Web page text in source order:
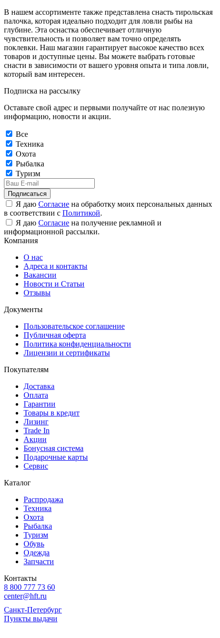
В нашем ассортименте также представлена снасть тирольская
палочка, которая идеально подходит для ловли рыбы на
глубине. Эта оснастка обеспечивает отличную
чувствительность и позволяет вам точно определять
поклевки. Наш магазин гарантирует высокое качество всех
товаров и доступные цены. Вы можете выбрать готовые
снасти в зависимости от вашего уровня опыта и типа ловли,
который вам интересен.
Подписка на рассылку
Оставьте свой адрес и первыми получайте от нас полезную
информацию, новости и акции.
Все
Техника
Охота
Рыбалка
Туризм
Подписаться
Я даю Согласие на обработку моих персональных данных
в соответствии с Политикой.
Я даю Согласие на получение рекламной и
информационной рассылки.
Компания
О нас
Адреса и контакты
Вакансии
Новости и Статьи
Отзывы
Документы
Пользовательское соглашение
Публичная оферта
Политика конфиденциальности
Лицензии и сертификаты
Покупателям
Доставка
Оплата
Гарантии
Товары в кредит
Лизинг
Trade In
Акции
Бонусная система
Подарочные карты
Сервис
Каталог
Распродажа
Техника
Охота
Рыбалка
Туризм
Обувь
Одежда
Запчасти
Контакты
8 800 777 73 60
center@hft.ru
Санкт-Петербург
Пункты выдачи